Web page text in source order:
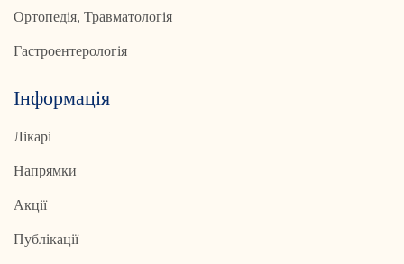
Ортопедія, Травматологія
Гастроентерологія
Інформація
Лікарі
Напрямки
Акції
Публікації